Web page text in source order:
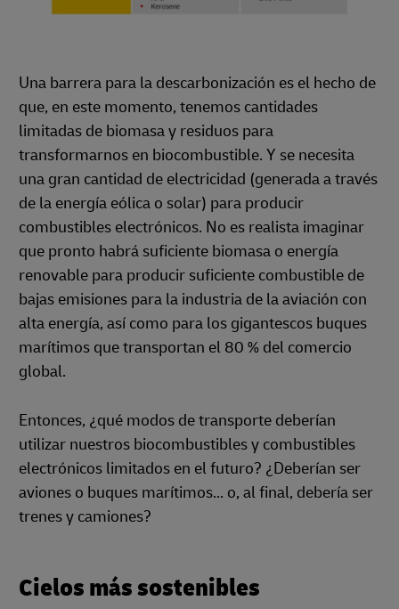
Una barrera para la descarbonización es el hecho de
que, en este momento, tenemos cantidades
limitadas de biomasa y residuos para
transformarnos en biocombustible. Y se necesita
una gran cantidad de electricidad (generada a través
de la energía eólica o solar) para producir
combustibles electrónicos. No es realista imaginar
que pronto habrá suficiente biomasa o energía
renovable para producir suficiente combustible de
bajas emisiones para la industria de la aviación con
alta energía, así como para los gigantescos buques
marítimos que transportan el 80 % del comercio
global.
Entonces, ¿qué modos de transporte deberían
utilizar nuestros biocombustibles y combustibles
electrónicos limitados en el futuro? ¿Deberían ser
aviones o buques marítimos... o, al final, debería ser
trenes y camiones?
Cielos más sostenibles